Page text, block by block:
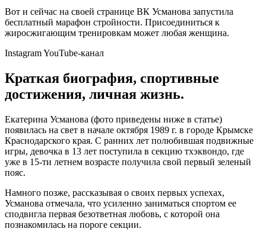
Вот и сейчас на своей странице ВК Усманова запустила
бесплатный марафон стройности. Присоединиться к
жиросжигающим тренировкам может любая женщина.
Instagram YouTube-канал
Краткая биография, спортивные
достижения, личная жизнь.
Екатерина Усманова (фото приведены ниже в статье)
появилась на свет в начале октября 1989 г. в городе Крымске
Краснодарского края. С ранних лет полюбившая подвижные
игры, девочка в 13 лет поступила в секцию тхэквондо, где
уже в 15-ти летнем возрасте получила свой первый зеленый
пояс.
Намного позже, рассказывая о своих первых успехах,
Усманова отмечала, что усиленно заниматься спортом ее
сподвигла первая безответная любовь, с которой она
познакомилась на пороге секции.